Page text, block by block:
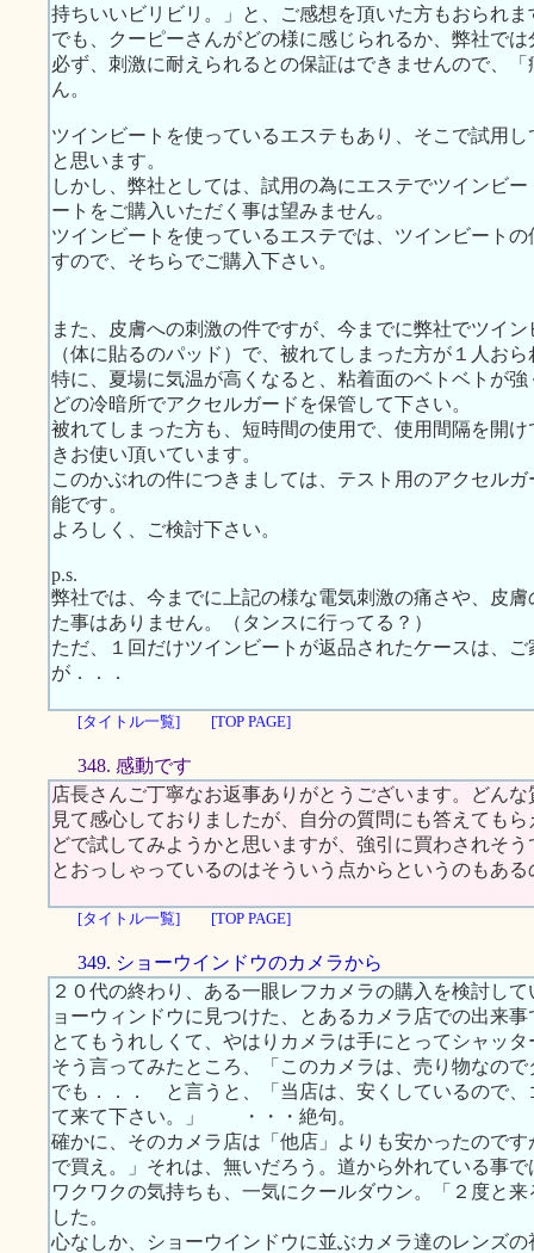
持ちいいビリビリ。」と、ご感想を頂いた方もおられま
でも、クーピーさんがどの様に感じられるか、弊社で
必ず、刺激に耐えられるとの保証はできませんので、
ん。
ツインビートを使っているエステもあり、そこで試用
と思います。
しかし、弊社としては、試用の為にエステでツインビ
ートをご購入いただく事は望みません。
ツインビートを使っているエステでは、ツインビート
すので、そちらでご購入下さい。
また、皮膚への刺激の件ですが、今までに弊社でツイ
（体に貼るのパッド）で、被れてしまった方が１人お
特に、夏場に気温が高くなると、粘着面のベトベトが
どの冷暗所でアクセルガードを保管して下さい。
被れてしまった方も、短時間の使用で、使用間隔を開
きお使い頂いています。
このかぶれの件につきましては、テスト用のアクセル
能です。
よろしく、ご検討下さい。
p.s.
弊社では、今までに上記の様な電気刺激の痛さや、皮
た事はありません。（タンスに行ってる？）
ただ、１回だけツインビートが返品されたケースは、
が．．．
[タイトル一覧] [TOP PAGE]
348. 感動です
店長さんご丁寧なお返事ありがとうございます。どん
見て感心しておりましたが、自分の質問にも答えても
どで試してみようかと思いますが、強引に買わされそ
とおっしゃっているのはそういう点からというのもあ
[タイトル一覧] [TOP PAGE]
349. ショーウインドウのカメラから
２０代の終わり、ある一眼レフカメラの購入を検討し
ョーウィンドウに見つけた、とあるカメラ店での出来事
とてもうれしくて、やはりカメラは手にとってシャッ
そう言ってみたところ、「このカメラは、売り物なので
でも．．． と言うと、「当店は、安くしているので
て来て下さい。」 ・・・絶句。
確かに、そのカメラ店は「他店」よりも安かったので
で買え。」それは、無いだろう。道から外れている事で
ワクワクの気持ちも、一気にクールダウン。「２度と
した。
心なしか、ショーウインドウに並ぶカメラ達のレンズ